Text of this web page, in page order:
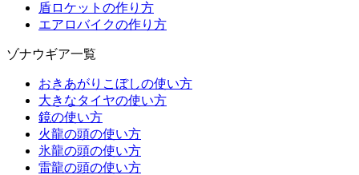
盾ロケットの作り方
エアロバイクの作り方
ゾナウギア一覧
おきあがりこぼしの使い方
大きなタイヤの使い方
鏡の使い方
火龍の頭の使い方
氷龍の頭の使い方
雷龍の頭の使い方